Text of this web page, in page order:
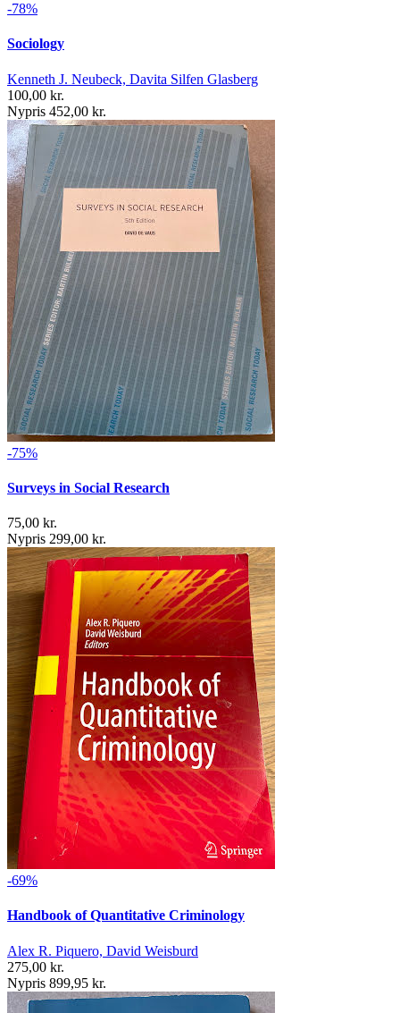
-78%
Sociology
Kenneth J. Neubeck, Davita Silfen Glasberg
100,00 kr.
Nypris 452,00 kr.
-75%
Surveys in Social Research
75,00 kr.
Nypris 299,00 kr.
-69%
Handbook of Quantitative Criminology
Alex R. Piquero, David Weisburd
275,00 kr.
Nypris 899,95 kr.